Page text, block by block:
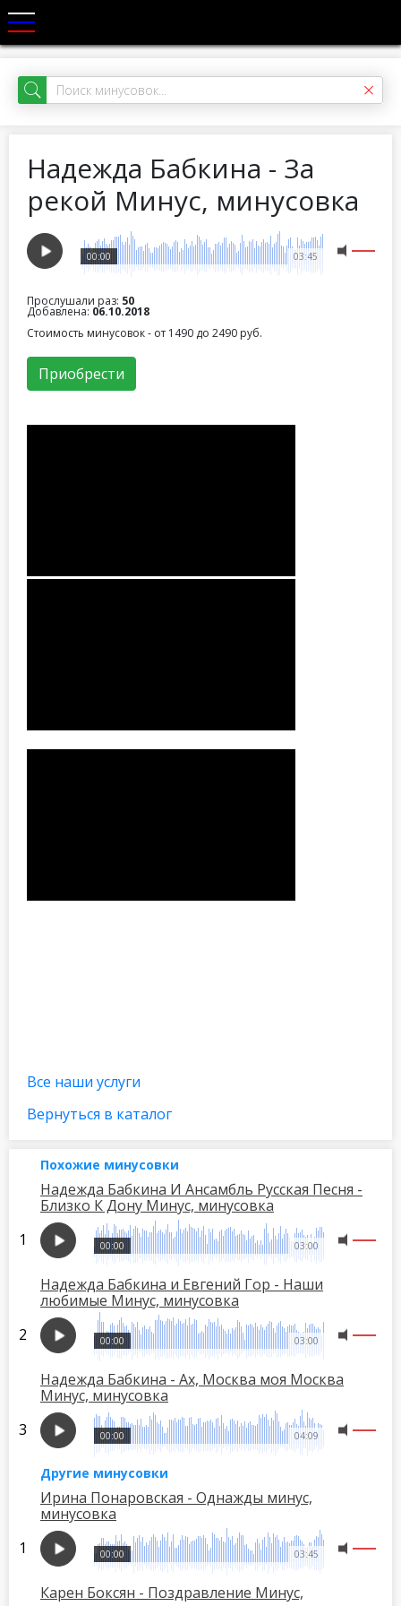
Надежда Бабкина - За
рекой Минус, минусовка
03:45
00:00
Прослушали раз: 50
Добавлена: 06.10.2018
Стоимость минусовок - от 1490 до 2490 руб.
Приобрести
Все наши услуги
Вернуться в каталог
Похожие минусовки
Надежда Бабкина И Ансамбль Русская Песня -
Близко К Дону Минус, минусовка
03:00
00:00
Надежда Бабкина и Евгений Гор - Наши
любимые Минус, минусовка
03:00
00:00
Надежда Бабкина - Ах, Москва моя Москва
Минус, минусовка
04:09
00:00
Другие минусовки
Ирина Понаровская - Однажды минус,
минусовка
03:45
00:00
Карен Боксян - Поздравление Минус,